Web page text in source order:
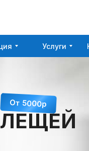
Услуги
От 5000р